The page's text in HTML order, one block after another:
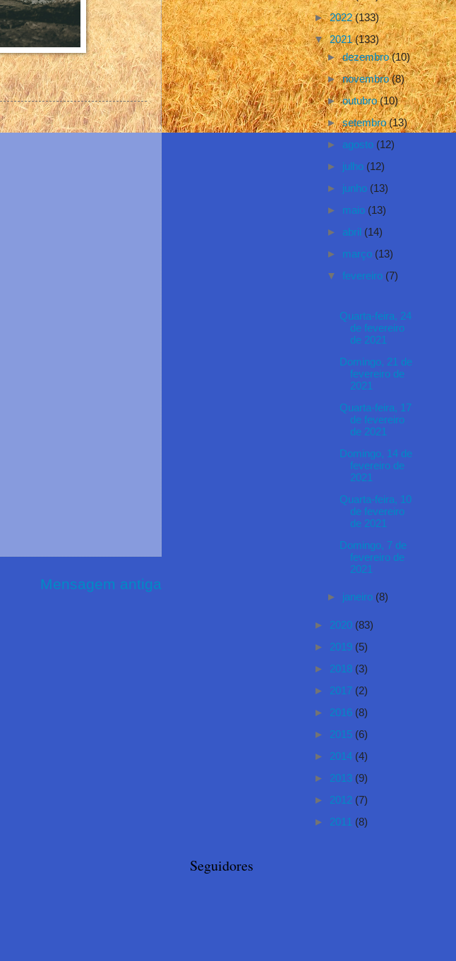
Mensagem antiga
►2022(133)
▼2021(133)
►dezembro(10)
►novembro(8)
►outubro(10)
►setembro(13)
► agosto (12)
► julho (12)
► junho (13)
► maio (13)
► abril (14)
► março (13)
▼ fevereiro (7)
Quarta-feira, 24
de fevereiro
de 2021
Domingo, 21 de
fevereiro de
2021
Quarta-feira, 17
de fevereiro
de 2021
Domingo, 14 de
fevereiro de
2021
Quarta-feira, 10
de fevereiro
de 2021
Domingo, 7 de
fevereiro de
2021
► janeiro (8)
► 2020 (83)
► 2019 (5)
► 2018 (3)
► 2017 (2)
► 2016 (8)
► 2015 (6)
► 2014 (4)
► 2013 (9)
► 2012 (7)
► 2011 (8)
Seguidores